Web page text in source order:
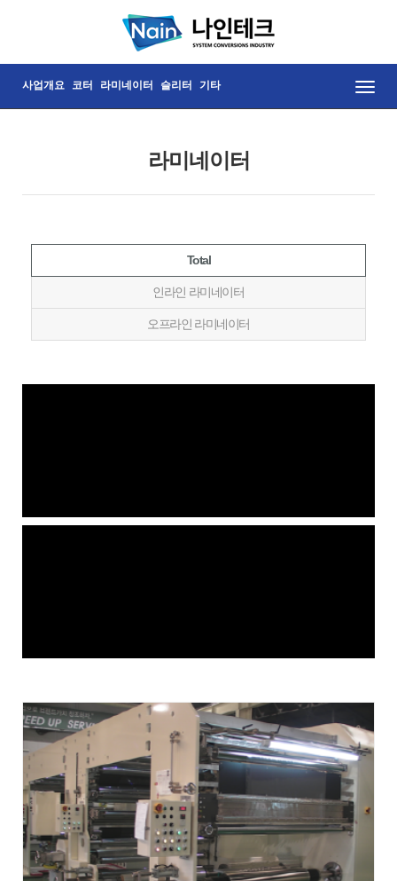
사업개요 코터 라미네이터 슬리터 기타
Toggle
라미네이터
Total
인라인 라미네이터
오프라인 라미네이터